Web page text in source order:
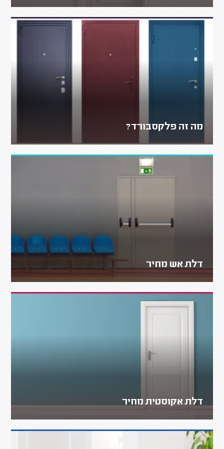
מה זה פלקסבורד?
דלת אש מחיר
דלת אקוסטית מחיר